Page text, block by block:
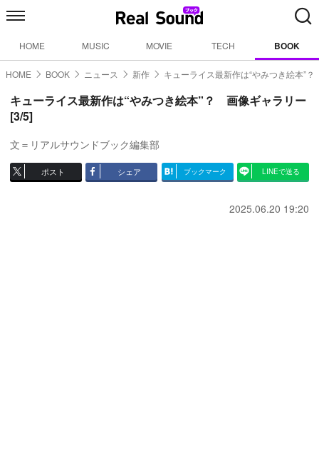
HOME MUSIC MOVIE TECH BOOK
HOME BOOK ニュース 新作 キューライス最新作は“やみつき絵本”？
キューライス最新作は“やみつき絵本”？ 画像ギャラリー
[3/5]
文＝リアルサウンドブック編集部
ポスト シェア ブックマーク LINEで送る
2025.06.20 19:20